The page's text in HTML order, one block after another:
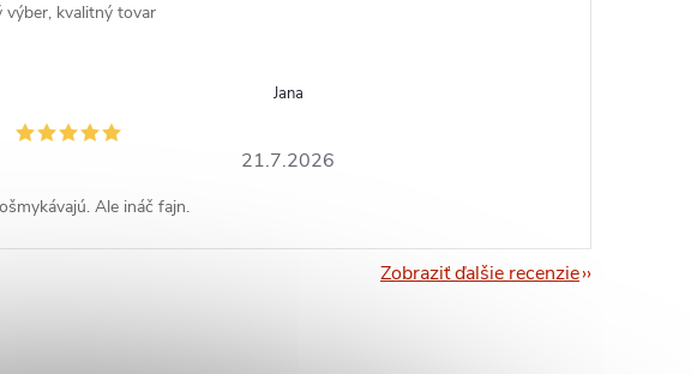
výber, kvalitný tovar
Jana
21.7.2026
Ale ináč fajn.
Zobraziť ďalšie recenzie